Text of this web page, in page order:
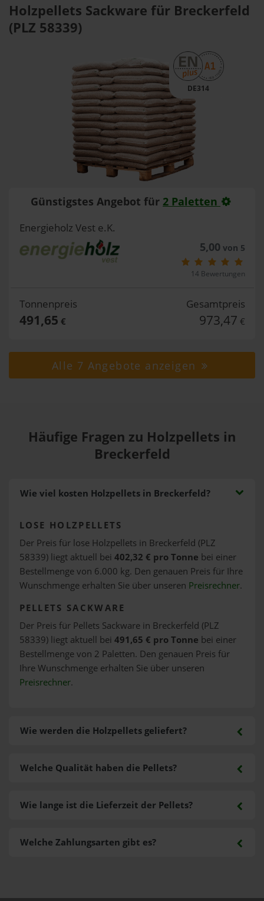
Holzpellets Sackware für Breckerfeld
(PLZ 58339)
DE314
Günstigstes Angebot für 2 Paletten
Energieholz Vest e.K.
5,00 von 5
14 Bewertungen
Tonnenpreis
491,65 €
Gesamtpreis
973,47 €
Alle 7 Angebote anzeigen
Häufige Fragen zu Holzpellets in
Breckerfeld
Wie viel kosten Holzpellets in Breckerfeld?
LOSE HOLZPELLETS
Der Preis für lose Holzpellets in Breckerfeld (PLZ
58339) liegt aktuell bei 402,32 € pro Tonne bei einer
Bestellmenge von 6.000 kg. Den genauen Preis für Ihre
Wunschmenge erhalten Sie über unseren Preisrechner.
PELLETS SACKWARE
Der Preis für Pellets Sackware in Breckerfeld (PLZ
58339) liegt aktuell bei 491,65 € pro Tonne bei einer
Bestellmenge von 2 Paletten. Den genauen Preis für
Ihre Wunschmenge erhalten Sie über unseren
Preisrechner.
Wie werden die Holzpellets geliefert?
Welche Zahlungsarten gibt es?
Welche Qualität haben die Pellets?
Wie lange ist die Lieferzeit der Pellets?